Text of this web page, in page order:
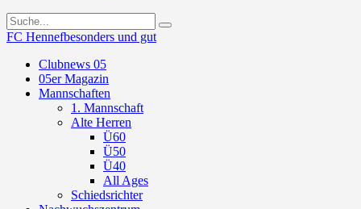
FC Hennefbesonders und gut
Clubnews 05
05er Magazin
Mannschaften
1. Mannschaft
Alte Herren
Ü60
Ü50
Ü40
All Ages
Schiedsrichter